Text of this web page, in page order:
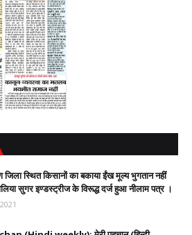
जिला स्थित किसानों का बकाया ईंख मूल्य भुगतान नहीं
सुगर इण्डस्ट्रीज के विरूद्ध दर्ज हुआ नीलाम पत्र ।